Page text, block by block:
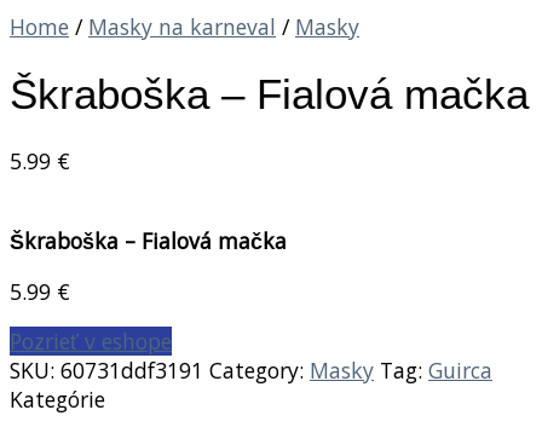
Home / Masky na karneval / Masky
Škraboška – Fialová mačka
5.99 €
Škraboška – Fialová mačka
5.99 €
Pozrieť v eshope
SKU: 60731ddf3191 Category: Masky Tag: Guirca
Kategórie